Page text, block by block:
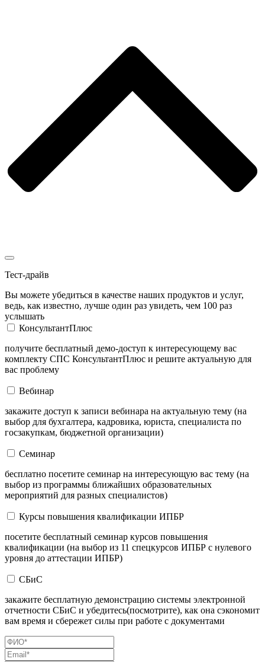
Тест-драйв
Вы можете убедиться в качестве наших продуктов и услуг,
ведь, как известно, лучше один раз увидеть, чем 100 раз
услышать
КонсультантПлюс
получите бесплатный демо-доступ к интересующему вас
комплекту СПС КонсультантПлюс и решите актуальную для
вас проблему
Вебинар
закажите доступ к записи вебинара на актуальную тему (на
выбор для бухгалтера, кадровика, юриста, специалиста по
госзакупкам, бюджетной организации)
Семинар
бесплатно посетите семинар на интересующую вас тему (на
выбор из программы ближайших образовательных
мероприятий для разных специалистов)
Курсы повышения квалификации ИПБР
посетите бесплатный семинар курсов повышения
квалификации (на выбор из 11 спецкурсов ИПБР с нулевого
уровня до аттестации ИПБР)
СБиС
закажите бесплатную демонстрацию системы электронной
отчетности СБиС и убедитесь(посмотрите), как она сэкономит
вам время и сбережет силы при работе с документами